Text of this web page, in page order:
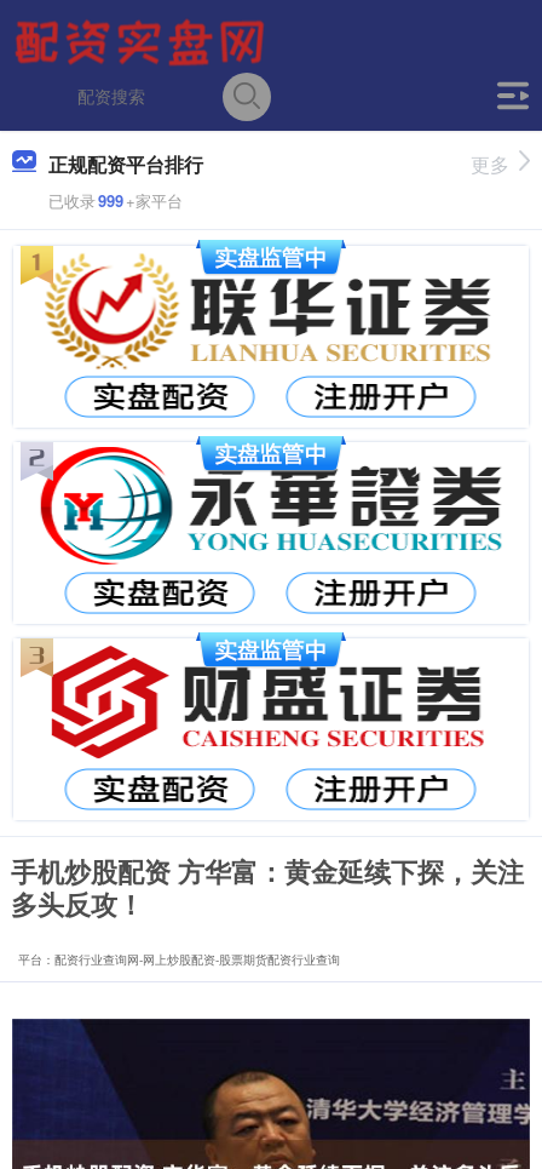
正规配资平台排行
已收录999+家平台
更多
手机炒股配资 方华富：黄金延续下探，关注
多头反攻！
平台：配资行业查询网-网上炒股配资-股票期货配资行业查询